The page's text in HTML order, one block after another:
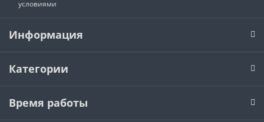
условиями
Информация
Категории
Время работы